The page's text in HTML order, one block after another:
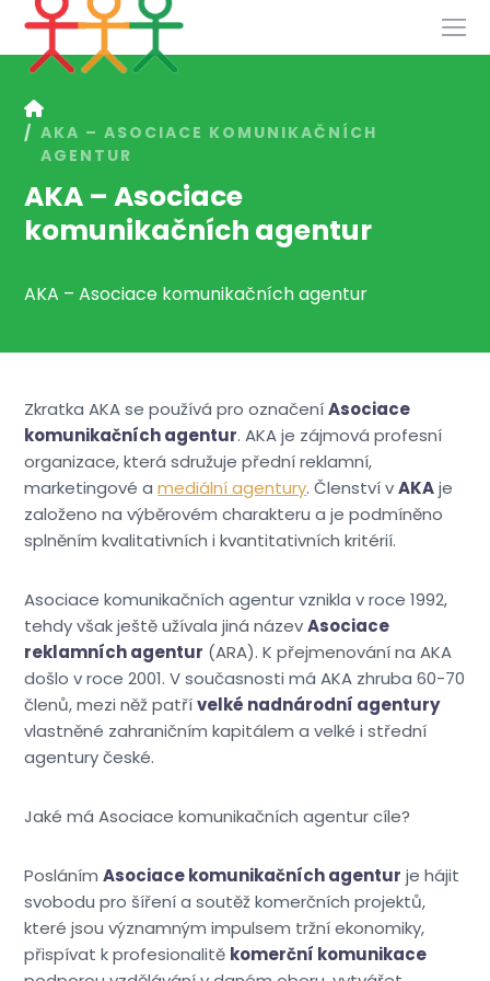
AKA – ASOCIACE KOMUNIKAČNÍCH
AGENTUR
AKA – Asociace
komunikačních agentur
AKA – Asociace komunikačních agentur
Zkratka AKA se používá pro označeníAsociace
komunikačních agentur. AKA je zájmová profesní
organizace, která sdružuje přední reklamní,
marketingové amediální agentury. Členství vAKAje
založeno na výběrovém charakteru a je podmíněno
splněním kvalitativních i kvantitativních kritérií.
Asociace komunikačních agentur vznikla v roce 1992,
tehdy však ještě užívala jiná názevAsociace
reklamních agentur (ARA). K přejmenování na AKA
došlo v roce 2001. V současnosti má AKA zhruba 60-70
členů, mezi něž patřívelké nadnárodní agentury
vlastněné zahraničním kapitálem a velké i střední
agentury české.
Jaké má Asociace komunikačních agentur cíle?
PoslánímAsociace komunikačních agentur je hájit
svobodu pro šíření a soutěž komerčních projektů,
které jsou významným impulsem tržní ekonomiky,
přispívat k profesionalitě komerční komunikace